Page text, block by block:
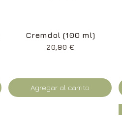
Vista rápida
Cremdol (100 ml)
Precio
20,90 €
Agregar al carrito